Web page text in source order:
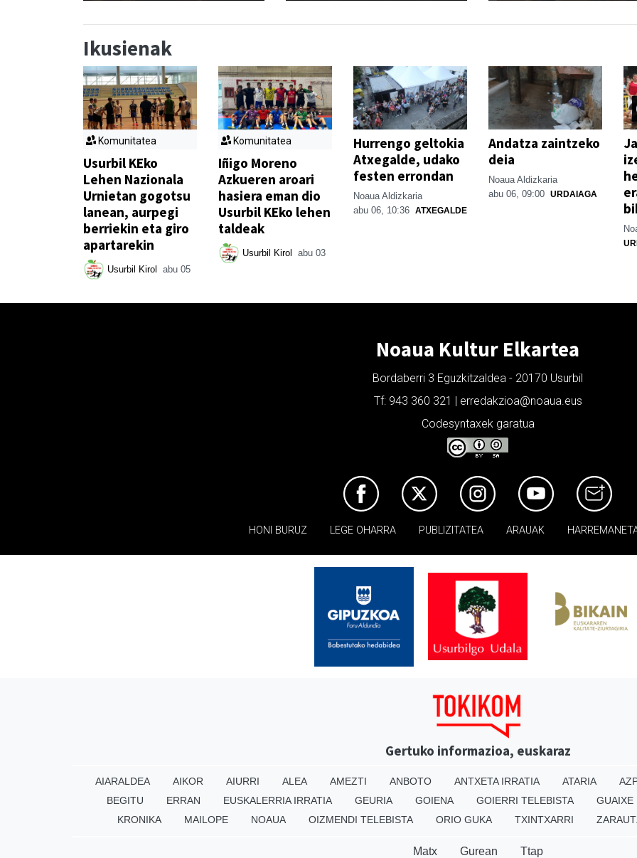
Ikusienak
Komunitatea
Usurbil KEko
Lehen Nazionala
Urnietan gogotsu
lanean, aurpegi
berriekin eta giro
apartarekin
Usurbil Kirol abu 05
Komunitatea
Iñigo Moreno
Azkueren aroari
hasiera eman dio
Usurbil KEko lehen
taldeak
Usurbil Kirol abu 03
Hurrengo geltokia
Atxegalde, udako
festen errondan
Noaua Aldizkaria
abu 06, 10:36 ATXEGALDE
Andatza zaintzeko
deia
Noaua Aldizkaria
abu 06, 09:00 URDAIAGA
Noaua Kultur Elkartea
Bordaberri 3 Eguzkitzaldea - 20170 Usurbil
Tf: 943 360 321 | erredakzioa@noaua.eus
Codesyntaxek garatua
HONI BURUZ LEGE OHARRA PUBLIZITATEA ARAUAK
Gertuko informazioa, euskaraz
AIARALDEA AIKOR AIURRI ALEA AMEZTI ANBOTO ANTXETA IRRATIA ATARIA
BEGITU
ERRAN EUSKALERRIA IRRATIA GEURIA GOIENA GOIERRI TELEBISTA
GUAIXE
KRONIKA
MAILOPE NOAUA OIZMENDI TELEBISTA ORIO GUKA TXINTXARRI
Matx Gurean Ttap